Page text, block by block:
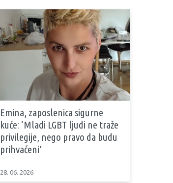
Emina, zaposlenica sigurne
kuće: ‘Mladi LGBT ljudi ne traže
privilegije, nego pravo da budu
prihvaćeni’
28. 06. 2026